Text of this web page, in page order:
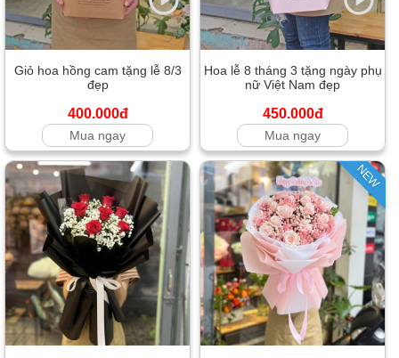
Giỏ hoa hồng cam tặng lễ 8/3
đẹp
400.000đ
Mua ngay
Hoa lễ 8 tháng 3 tặng ngày phụ
nữ Việt Nam đẹp
450.000đ
Mua ngay
NEW